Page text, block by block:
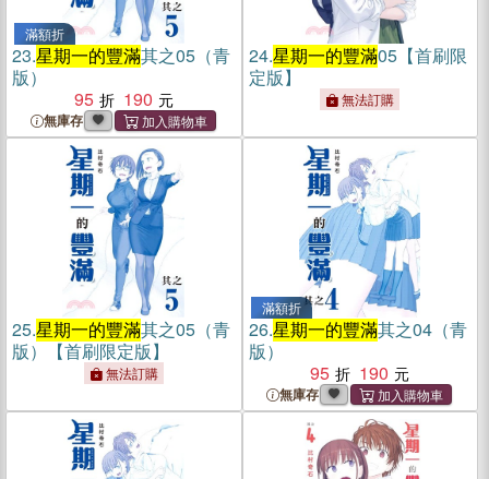
滿額折
23.星期一的豐滿其之05（青
版）
95
190
無庫存
24.星期一的豐滿05【首刷限
定版】
無法訂購
25.星期一的豐滿其之05（青
版）【首刷限定版】
無法訂購
滿額折
26.星期一的豐滿其之04（青
版）
95
190
無庫存